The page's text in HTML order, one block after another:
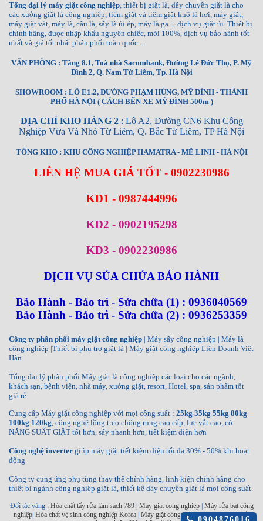
Click
Tổng đại lý máy giặt công nghiệp, thiết bị giặt là, dây chuyền giặt là cho
các xưởng giặt là công nghiệp, tiệm giặt và tiệm giặt khô là hơi, máy giặt,
máy giặt vắt, máy là, cầu là, sấy là ủi ép, máy là ga ... dịch vụ giặt ủi. Thiết bị
chính hãng, được nhập khẩu nguyên chiếc, mới 100%, dịch vụ bảo hành tốt
nhất và giá tốt nhất phân phối toàn quốc ...
VĂN PHÒNG : Tầng 8.1, Toà nhà Sacombank, Đường Lê Đức Thọ, P. Mỹ
Đình 2, Q. Nam Từ Liêm, Tp. Hà Nội
SHOWROOM : LÔ E1.2, ĐƯỜNG PHẠM HÙNG, MỸ ĐÌNH - THÀNH
PHỐ HÀ NỘI ( CÁCH BẾN XE MỸ ĐÌNH 500m )
ĐỊA CHỈ KHO HÀNG 2: Lô A2, Đường CN6 Khu Công
Nghiệp Vừa Và Nhỏ Từ Liêm, Q. Bắc Từ Liêm, TP Hà Nội
TỔNG KHO : KHU CÔNG NGHIỆP HAMATRA - MÊ LINH - HÀ NỘI
LIÊN HỆ MUA GIÁ TỐT - 0902230986
KD1 - 0987444996
KD2 - 0902195298
KD3 - 0902230986
DỊCH VỤ SỦA CHỬA BẢO HÀNH
Bảo Hành - Bảo trì - Sửa chữa (1) : 0936040569
Bảo Hành - Bảo trì - Sửa chữa (2) : 0936253359
Công ty phân phối máy giặt công nghiệp | Máy sấy công nghiệp | Máy là
công nghiệp |Thiết bị phụ trợ giặt là | Máy giặt công nghiệp Liên Doanh Việt
Hàn
Tổng đại lý phân phối Máy giặt là công nghiệp các loại cho các ngành,
khách sạn, bệnh viện, nhà máy, xưởng giặt, resort, Hotel, spa, sản phẩm tốt
giá rẻ
Cung cấp Máy giặt công nghiệp với mọi công suất : 25kg 35kg 55kg 80kg
100kg 120kg , công nghệ lồng treo chống rung cao cấp, lực vắt cao, có
NĂNG SUẤT GIẶT tốt hơn, sấy nhanh hơn, tiết kiệm điện hơn
Công nghệ inverter giúp máy giặt tiết kiệm điện tối đa 30% - 50% khi hoạt
động
Công ty cung ứng phụ tùng thay thế chính hãng, linh kiện chính hãng cho
thiết bị ngành công nghiệp giặt là, thiết kế dây chuyền giặt là mọi công suất.
Đối tác vàng : Hóa chất tẩy rửa làm sạch 789| May giat cong nghiep| Máy rửa bát công
nghiệp| Hóa chất vệ sinh công nghiệp Korea| Máy giặt công nghiệp INKO|Máy sấy